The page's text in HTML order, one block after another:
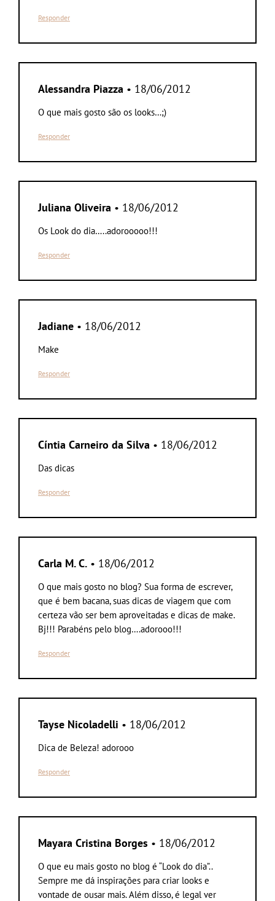
Responder
Alessandra Piazza • 18/06/2012
O que mais gosto são os looks…;)
Responder
Juliana Oliveira • 18/06/2012
Os Look do dia…..adorooooo!!!
Responder
Jadiane • 18/06/2012
Make
Responder
Cíntia Carneiro da Silva • 18/06/2012
Das dicas
Responder
Carla M. C. • 18/06/2012
O que mais gosto no blog? Sua forma de escrever,
que é bem bacana, suas dicas de viagem que com
certeza vão ser bem aproveitadas e dicas de make.
Bj!!! Parabéns pelo blog….adorooo!!!
Responder
Tayse Nicoladelli • 18/06/2012
Dica de Beleza! adorooo
Responder
Mayara Cristina Borges • 18/06/2012
O que eu mais gosto no blog é “Look do dia”..
Sempre me dá inspirações para criar looks e
vontade de ousar mais. Além disso, é legal ver